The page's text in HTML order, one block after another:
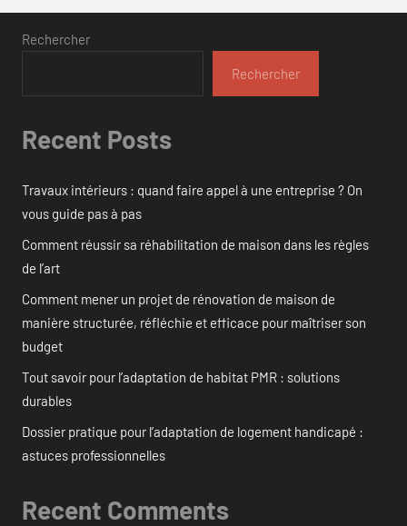
Rechercher
Rechercher
Recent Posts
Travaux intérieurs : quand faire appel à une entreprise ? On
vous guide pas à pas
Comment réussir sa réhabilitation de maison dans les règles
de l’art
Comment mener un projet de rénovation de maison de
manière structurée, réfléchie et efficace pour maîtriser son
budget
Tout savoir pour l’adaptation de habitat PMR : solutions
durables
Dossier pratique pour l’adaptation de logement handicapé :
astuces professionnelles
Recent Comments